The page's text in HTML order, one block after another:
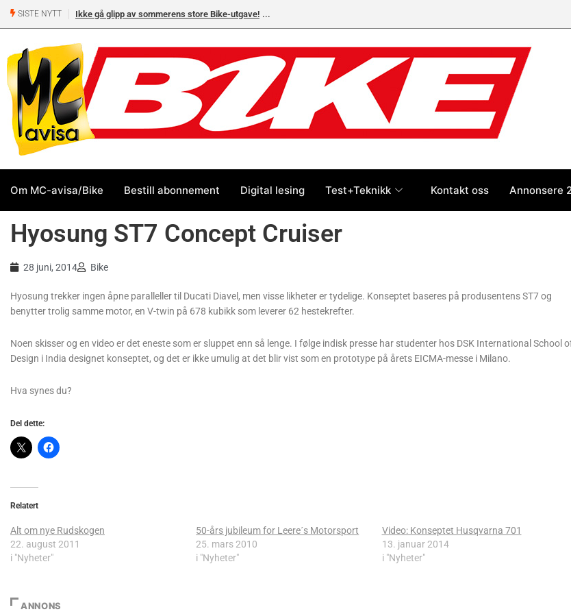
SISTE NYTT Ikke gå glipp av sommerens store Bike-utgave!
Om MC-avisa/Bike Bestill abonnement Digital lesing Test+Teknikk Kontakt oss Annonsere
Hyosung ST7 Concept Cruiser
28 juni, 2014 Bike
Hyosung trekker ingen åpne paralleller til Ducati Diavel, men visse likheter er tydelige. Konseptet baseres på produsentens ST7 og
benytter trolig samme motor, en V-twin på 678 kubikk som leverer 62 hestekrefter.
Noen skisser og en video er det eneste som er sluppet enn så lenge. I følge indisk presse har studenter hos DSK International School
Design i India designet konseptet, og det er ikke umulig at det blir vist som en prototype på årets EICMA-messe i Milano.
Hva synes du?
Del dette:
Relatert
Alt om nye Rudskogen
22. august 2011
i "Nyheter"
50-års jubileum for Leere´s Motorsport
25. mars 2010
i "Nyheter"
Video: Konseptet Husqvarna 701
13. januar 2014
i "Nyheter"
ANNONS